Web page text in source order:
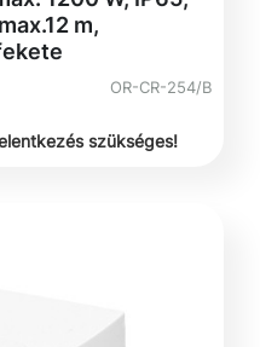
m,
OR-CR-254/B
szükséges!